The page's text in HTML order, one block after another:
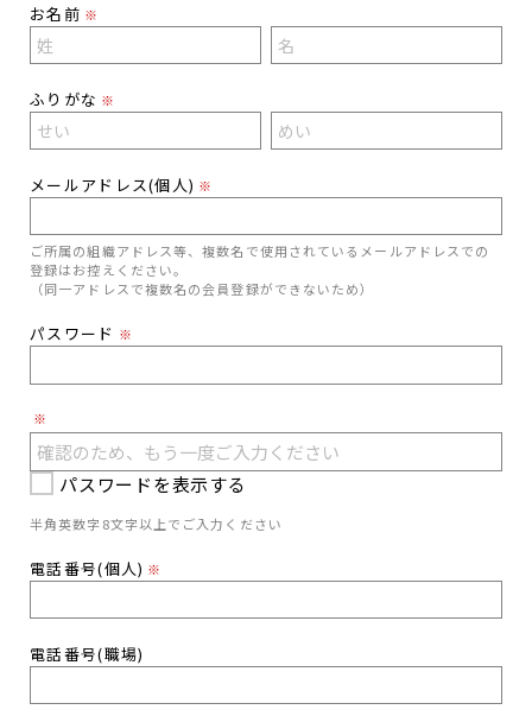
お名前 ※
ふりがな ※
メールアドレス(個人) ※
ご所属の組織アドレス等、複数名で使用されているメールアドレスでの
登録はお控えください。
（同一アドレスで複数名の会員登録ができないため）
パスワード ※
※
パスワードを表示する
半角英数字8文字以上でご入力ください
電話番号(個人) ※
電話番号(職場)